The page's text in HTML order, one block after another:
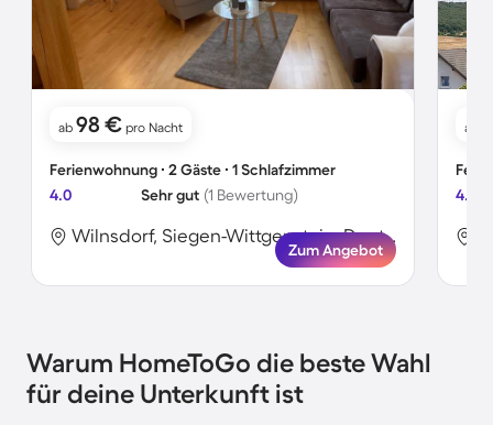
ab 98 € pro Nacht
Ferienwohnung ∙ 2 Gäste ∙ 1 Schlafzimmer
4.0
Sehr gut (1 Bewertung)
Wilnsdorf, Siegen-Wittgenstein, Deutschland
Zum Angebot
ab
4.9
Warum HomeToGo die beste Wahl
für deine Unterkunft ist